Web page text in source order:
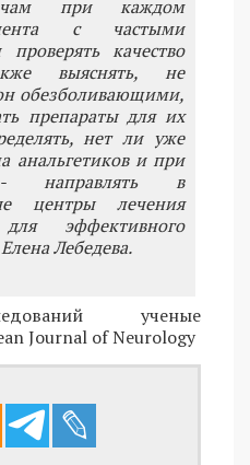
при каждом
с частыми
качество
выяснять, не
обезболивающими,
препараты для их
нет ли уже
анальгетиков и при
в
центры лечения
эффективного
Лебедева.
ученые
Journal of Neurology